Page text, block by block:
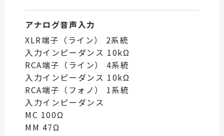
アナログ音声入力
XLR端子（ライン） 2系統
入力インピーダンス 10kΩ
RCA端子（ライン） 4系統
入力インピーダンス 10kΩ
RCA端子（フォノ） 1系統
入力インピーダンス
MC 100Ω
MM 47Ω